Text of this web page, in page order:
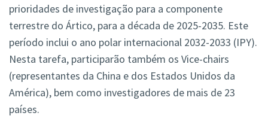
prioridades de investigação para a componente
terrestre do Ártico, para a década de 2025-2035. Este
período inclui o ano polar internacional 2032-2033 (IPY).
Nesta tarefa, participarão também os Vice-chairs
(representantes da China e dos Estados Unidos da
América), bem como investigadores de mais de 23
países.